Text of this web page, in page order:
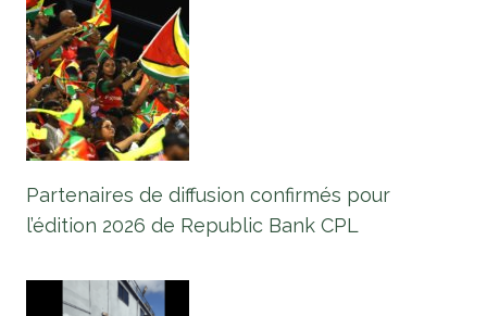
Partenaires de diffusion confirmés pour
l’édition 2026 de Republic Bank CPL